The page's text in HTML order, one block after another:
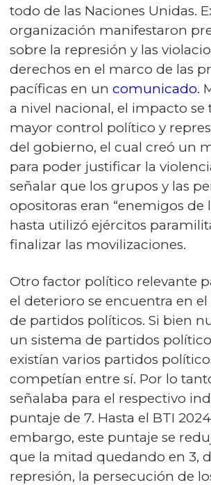
todo de las Naciones Unidas.
organización manifestaron
sobre la represión y las
derechos en el marco de las
pacíficas en un comunicado.
a nivel nacional, el impacto se
mayor control político y
del gobierno, el cual creó un
para poder justificar la
señalar que los grupos y las
opositoras eran “enemigos de
hasta utilizó ejércitos
finalizar las movilizaciones.
Otro factor político relevante
el deterioro se encuentra en
de partidos políticos. Si bien
un sistema de partidos
existían varios partidos
competían entre sí. Por lo
señalaba para el respectivo
puntaje de 7. Hasta el BTI
embargo, este puntaje se
que la mitad quedando en 3,
represión, la persecución de